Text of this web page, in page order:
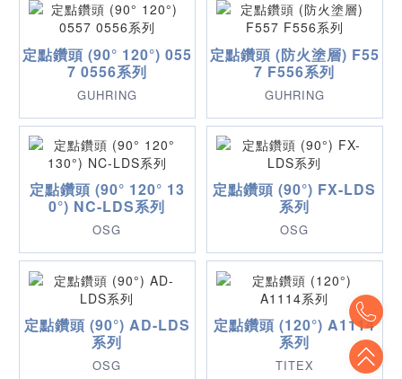
定點鑽頭 (90° 120°) 055
7 0556系列
GUHRING
定點鑽頭 (防火塗層) F55
7 F556系列
GUHRING
定點鑽頭 (90° 120° 13
0°) NC-LDS系列
OSG
定點鑽頭 (90°) FX-LDS
系列
OSG
定點鑽頭 (90°) AD-LDS
系列
OSG
定點鑽頭 (120°) A1114
系列
TITEX